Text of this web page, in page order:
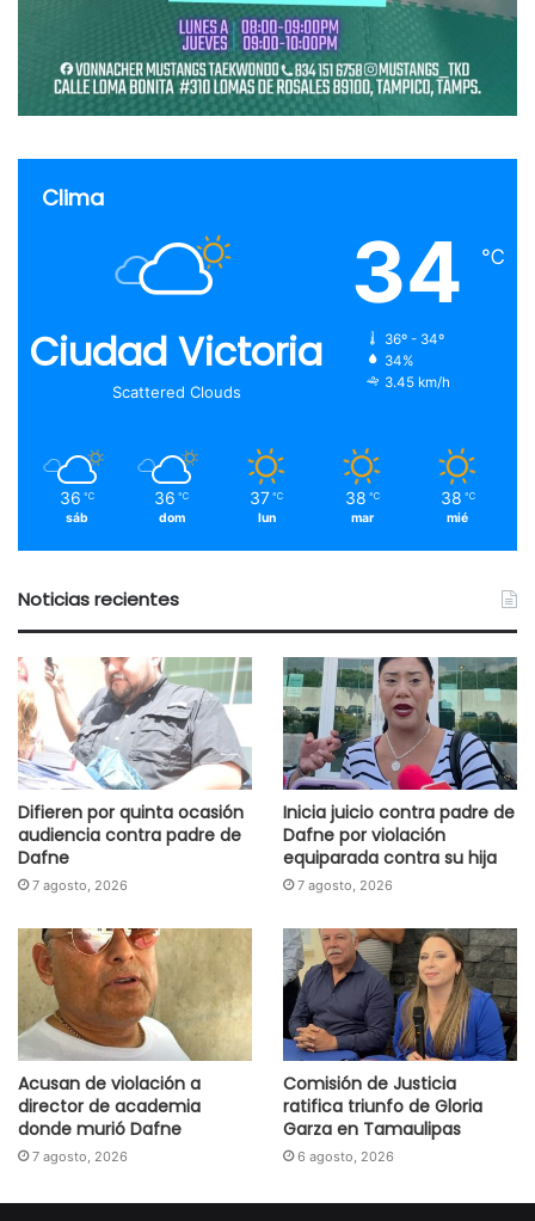
Clima
Ciudad Victoria
Scattered Clouds
34 ℃
36º - 34º
34%
3.45 km/h
36 ℃
sáb
36 ℃
dom
37 ℃
lun
38 ℃
mar
38 ℃
mié
Noticias recientes
Difieren por quinta ocasión
audiencia contra padre de
Dafne
7 agosto, 2026
Inicia juicio contra padre de
Dafne por violación
equiparada contra su hija
7 agosto, 2026
Acusan de violación a
director de academia
donde murió Dafne
7 agosto, 2026
Comisión de Justicia
ratifica triunfo de Gloria
Garza en Tamaulipas
6 agosto, 2026